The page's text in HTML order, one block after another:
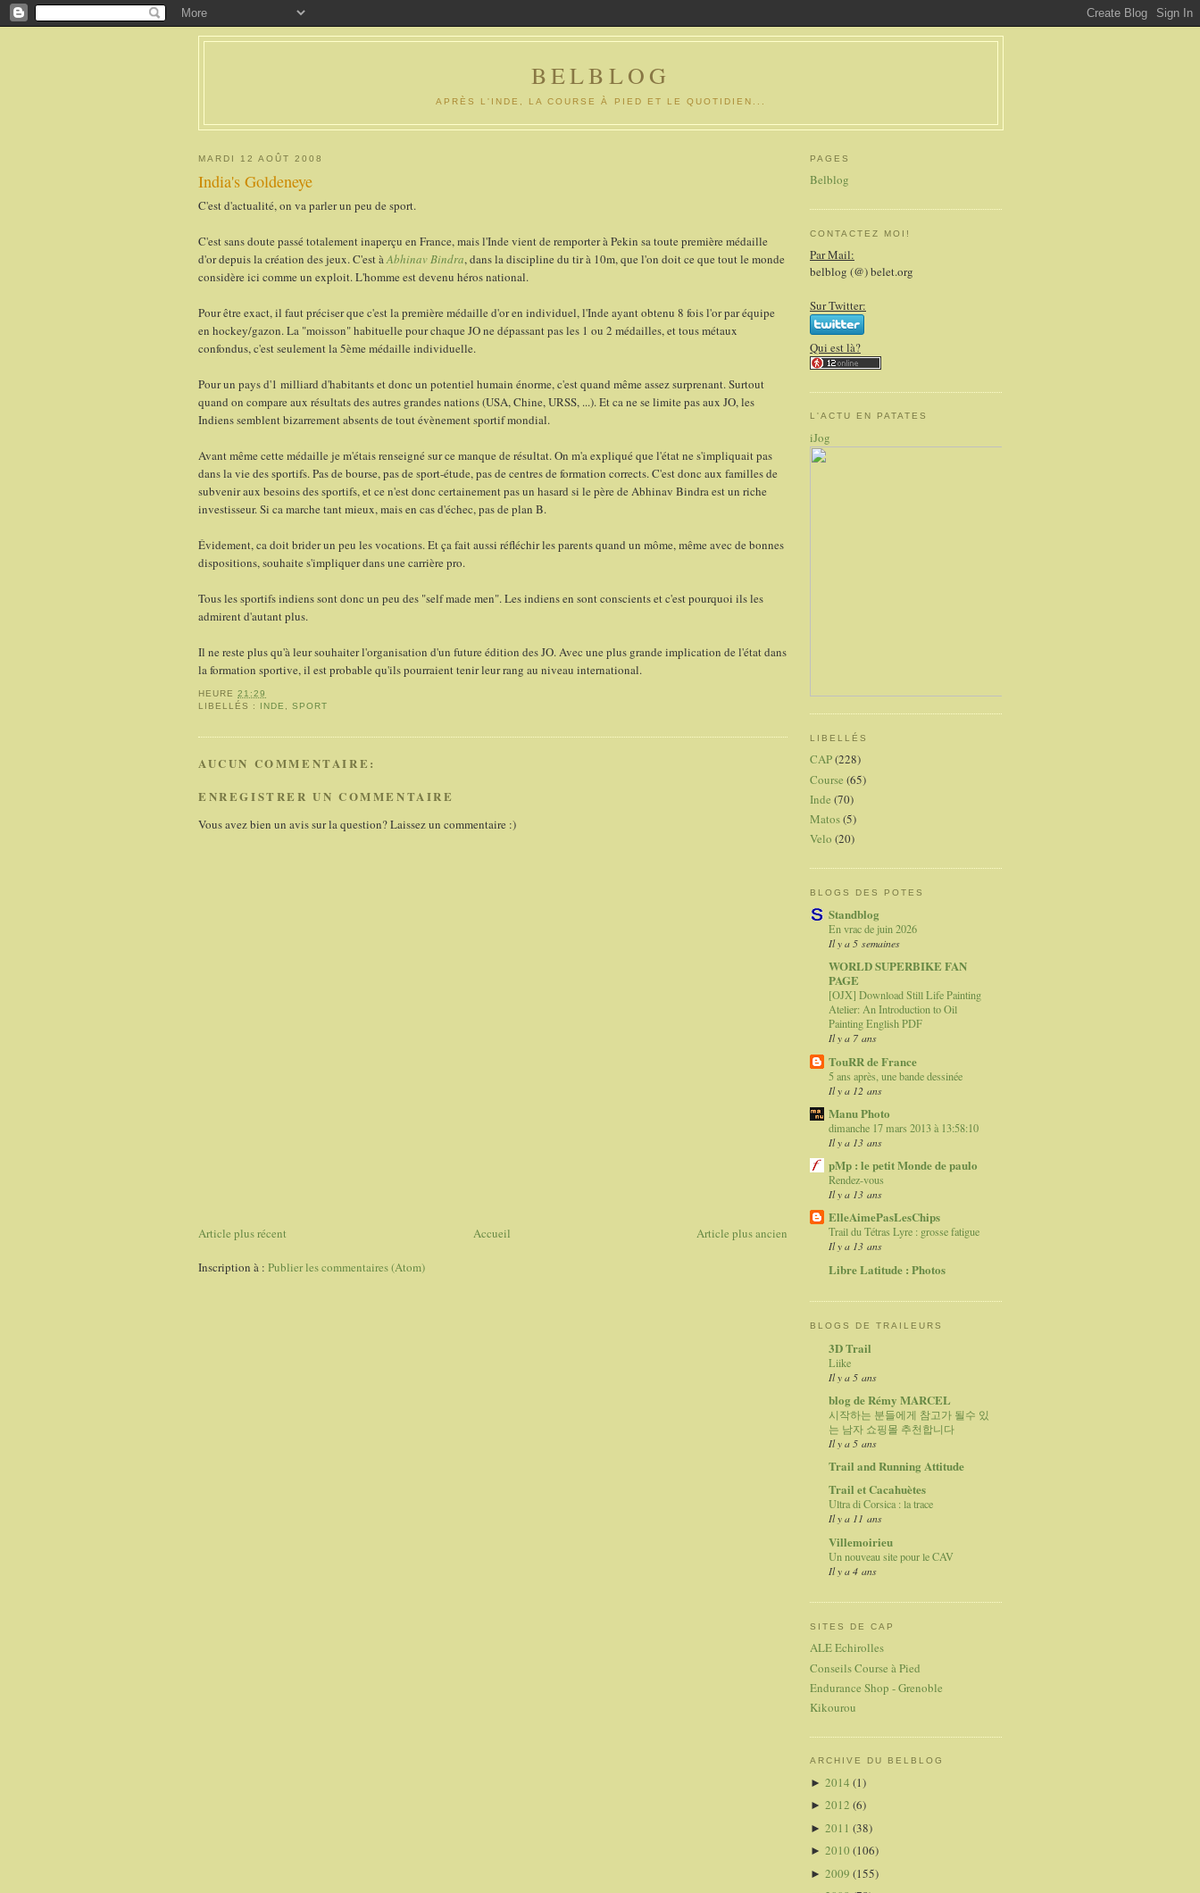
BELBLOG
APRÈS L'INDE, LA COURSE À PIED ET LE QUOTIDIEN...
MARDI 12 AOÛT 2008
India's Goldeneye
C'est d'actualité, on va parler un peu de sport.
C'est sans doute passé totalement inaperçu en France, mais l'Inde vient de remporter à Pekin sa toute première médaille
d'or depuis la création des jeux. C'est àAbhinav Bindra, dans la discipline du tir à 10m, que l'on doit ce que tout le monde
considère ici comme un exploit. L'homme est devenu héros national.
Pour être exact, il faut préciser que c'est la première médaille d'or en individuel, l'Inde ayant obtenu 8 fois l'or par équipe
en hockey/gazon. La "moisson" habituelle pour chaque JO ne dépassant pas les 1 ou 2 médailles, et tous métaux
confondus, c'est seulement la 5ème médaille individuelle.
Pour un pays d'1 milliard d'habitants et donc un potentiel humain énorme, c'est quand même assez surprenant. Surtout
quand on compare aux résultats des autres grandes nations (USA, Chine, URSS, ...). Et ca ne se limite pas aux JO, les
Indiens semblent bizarrement absents de tout évènement sportif mondial.
Avant même cette médaille je m'étais renseigné sur ce manque de résultat. On m'a expliqué que l'état ne s'impliquait pas
dans la vie des sportifs. Pas de bourse, pas de sport-étude, pas de centres de formation corrects. C'est donc aux familles de
subvenir aux besoins des sportifs, et ce n'est donc certainement pas un hasard si le père de Abhinav Bindra est un riche
investisseur. Si ca marche tant mieux, mais en cas d'échec, pas de plan B.
Évidement, ca doit brider un peu les vocations. Et ça fait aussi réfléchir les parents quand un môme, même avec de bonnes
dispositions, souhaite s'impliquer dans une carrière pro.
Tous les sportifs indiens sont donc un peu des "self made men". Les indiens en sont conscients et c'est pourquoi ils les
admirent d'autant plus.
Il ne reste plus qu'à leur souhaiter l'organisation d'un future édition des JO. Avec une plus grande implication de l'état dans
la formation sportive, il est probable qu'ils pourraient tenir leur rang au niveau international.
HEURE21:29
LIBELLÉS : INDE ,SPORT
AUCUN COMMENTAIRE:
ENREGISTRER UN COMMENTAIRE
Vous avez bien un avis sur la question? Laissez un commentaire :)
Article plus récent Article plus ancien
Accueil
Inscription à : Publier les commentaires (Atom)
PAGES
Belblog
CONTACTEZ MOI!
Par Mail:
belblog (@) belet.org
Sur Twitter:
Qui est là?
L'ACTU EN PATATES
iJog
LIBELLÉS
CAP(228)
Course (65)
Inde (70)
Matos(5)
Velo (20)
BLOGS DES POTES
Standblog
En vrac de juin 2026
Il y a 5 semaines
WORLD SUPERBIKE FAN
PAGE
[OJX] Download Still Life Painting
Atelier: An Introduction to Oil
Painting English PDF
Il y a 7 ans
TouRR de France
5 ans après, une bande dessinée
Il y a 12 ans
Manu Photo
dimanche 17 mars 2013 à 13:58:10
Il y a 13 ans
pMp : le petit Monde de paulo
Rendez-vous
Il y a 13 ans
ElleAimePasLesChips
Trail du Tétras Lyre : grosse fatigue
Il y a 13 ans
Libre Latitude : Photos
BLOGS DE TRAILEURS
3D Trail
Liike
Il y a 5 ans
blog de Rémy MARCEL
시작하는 분들에게 참고가 될수 있
는 남자 쇼핑몰 추천합니다
Il y a 5 ans
Trail and Running Attitude
Trail et Cacahuètes
Ultra di Corsica : la trace
Il y a 11 ans
Villemoirieu
Un nouveau site pour le CAV
Il y a 4 ans
SITES DE CAP
ALE Echirolles
Conseils Course à Pied
Endurance Shop - Grenoble
Kikourou
ARCHIVE DU BELBLOG
► 2014 (1)
► 2012 (6)
► 2011 (38)
► 2010 (106)
► 2009 (155)